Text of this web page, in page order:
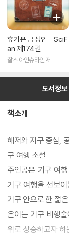
휴가온 금성인 - SciF
an 제174권
찰스 아인슈타인 저
도서정보
책소개
해저와 지구 중심,
구 여행 소설.
주인공은 기구 여
기구 여행을 선보
기구 안으로 한 젊
은이는 기구 비행
위로 상승하고자